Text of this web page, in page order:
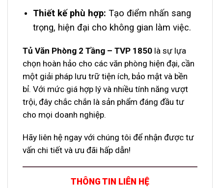
Thiết kế phù hợp: Tạo điểm nhấn sang
trọng, hiện đại cho không gian làm việc.
Tủ Văn Phòng 2 Tầng – TVP 1850 là sự lựa
chọn hoàn hảo cho các văn phòng hiện đại, cần
một giải pháp lưu trữ tiện ích, bảo mật và bền
bỉ. Với mức giá hợp lý và nhiều tính năng vượt
trội, đây chắc chắn là sản phẩm đáng đầu tư
cho mọi doanh nghiệp.
Hãy liên hệ ngay với chúng tôi để nhận được tư
vấn chi tiết và ưu đãi hấp dẫn!
THÔNG TIN LIÊN HỆ